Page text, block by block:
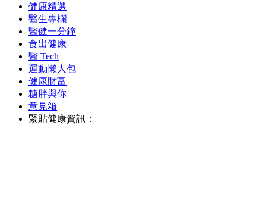
健康精選
醫生專欄
醫健一分鐘
食出健康
醫 Tech
運動懶人包
健康財富
糖胖與你
意見箱
緊貼健康資訊：